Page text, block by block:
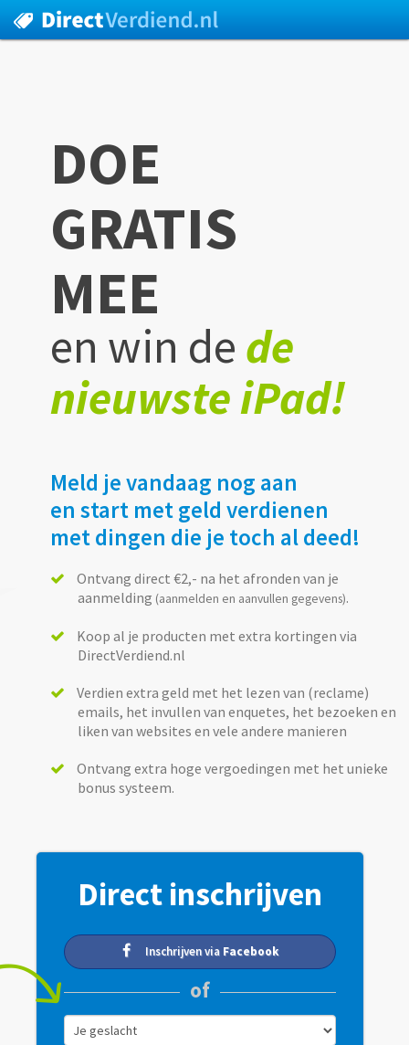
DOE
GRATIS
MEE
en win de de
nieuwste iPad!
Meld je vandaag nog aan
en start met geld verdienen
met dingen die je toch al deed!
Ontvang direct €2,- na het afronden van je
aanmelding (aanmelden en aanvullen gegevens).
Koop al je producten met extra kortingen via
DirectVerdiend.nl
Verdien extra geld met het lezen van (reclame)
emails, het invullen van enquetes, het bezoeken en
liken van websites en vele andere manieren
Ontvang extra hoge vergoedingen met het unieke
bonus systeem.
Direct inschrijven
Inschrijven via Facebook
of